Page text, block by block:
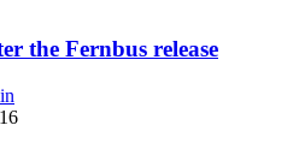
the Fernbus release